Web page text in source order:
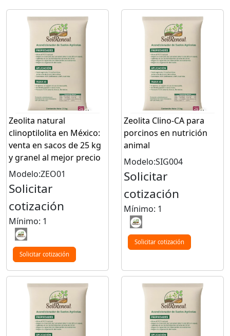
Zeolita natural
clinoptilolita en México:
venta en sacos de 25 kg
y granel al mejor precio
Modelo:ZEO01
Solicitar
cotización
Mínimo: 1
Solicitar cotización
Zeolita Clino-CA para
porcinos en nutrición
animal
Modelo:SIG004
Solicitar
cotización
Mínimo: 1
Solicitar cotización